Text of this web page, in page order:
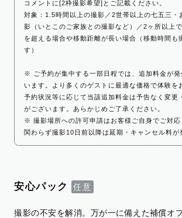
コメントに[2枠撮影希望]とご記載ください。
対象：1.5時間以上の撮影／2世帯以上の七五三・
影（いとこのご家族との撮影など）／2ヶ所以上
を超える場合や移動距離が長い場合（移動時間も
す）
※ ご予約が集中する一部日程では、追加料金が発
います。より多くのゲストに最適な価格で体験を
予約状況等に応じて当該追加料金は予告なく変更
がございます。あらかじめご了承ください。
※ 撮影場所への許可申請はお客様ご自身でご対応
関わらず撮影10日前以降は延期・キャンセル料が
安心パック
撮影の不安を解消。万が一に備えた補償オ